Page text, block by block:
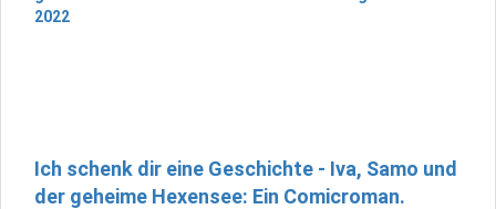
Ich schenk dir eine Geschichte - Iva, Samo und
der geheime Hexensee: Ein Comicroman.